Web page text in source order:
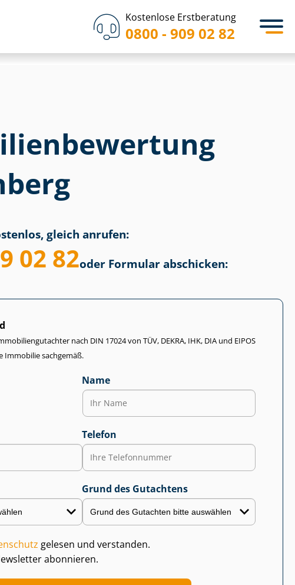
Kostenlose Erstberatung
0800 - 909 02 82
gleich anrufen:
02 82oder Formular abschicken:
nach DIN 17024 von TÜV, DEKRA, IHK, DIA und EIPOS
Immobilie sachgemäß.
Name
Telefon
Grund des Gutachtens
gelesen und verstanden.
abonnieren.